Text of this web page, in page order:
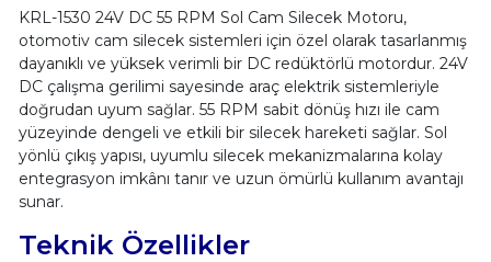
KRL-1530 24V DC 55 RPM Sol Cam Silecek Motoru,
otomotiv cam silecek sistemleri için özel olarak tasarlanmış
dayanıklı ve yüksek verimli bir DC redüktörlü motordur. 24V
DC çalışma gerilimi sayesinde araç elektrik sistemleriyle
doğrudan uyum sağlar. 55 RPM sabit dönüş hızı ile cam
yüzeyinde dengeli ve etkili bir silecek hareketi sağlar. Sol
yönlü çıkış yapısı, uyumlu silecek mekanizmalarına kolay
entegrasyon imkânı tanır ve uzun ömürlü kullanım avantajı
sunar.
Teknik Özellikler